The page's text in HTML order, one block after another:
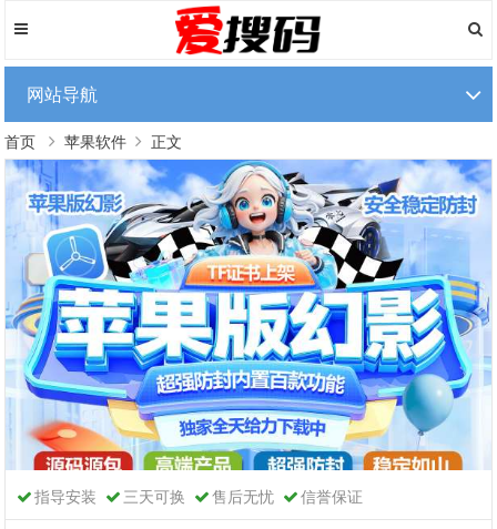
网站导航
首页 苹果软件 正文
指导安装 三天可换 售后无忧 信誉保证